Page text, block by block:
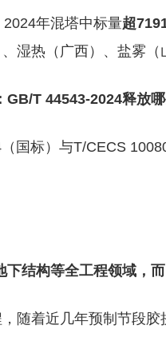
年混塔中标量超
湿热（广西）、盐雾（
GB/T 44543-2024释放
国标）与T/CECS
结构等全工程领域，
随着近几年预制节段